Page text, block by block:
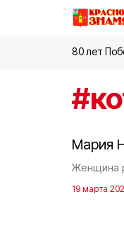
80 лет
#
Мария
Женщина
19 марта